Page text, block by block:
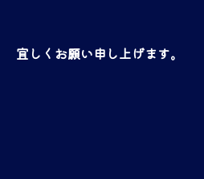
宜しくお願い申し上げます。